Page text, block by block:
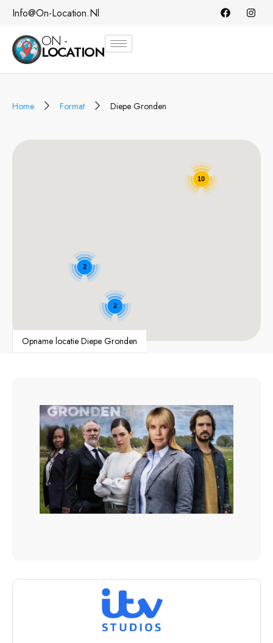
Info@on-Location.nl
ON -
LOCATION
Home Format Diepe Gronden
2
10
2
Opname locatie Diepe Gronden